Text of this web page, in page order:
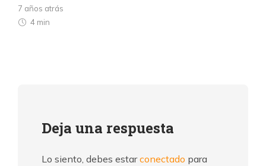
7 años atrás
4 min
Deja una respuesta
Lo siento, debes estarconectado para